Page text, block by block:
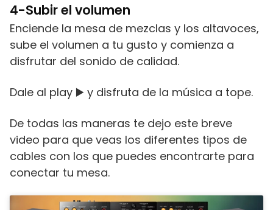
4-Subir el volumen
Enciende la mesa de mezclas y los altavoces,
sube el volumen a tu gusto y comienza a
disfrutar del sonido de calidad.
Dale al play ▶️ y disfruta de la música a tope.
De todas las maneras te dejo este breve
video para que veas los diferentes tipos de
cables con los que puedes encontrarte para
conectar tu mesa.